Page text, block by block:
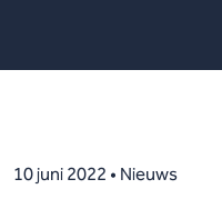
10 juni 2022 • Nieuws